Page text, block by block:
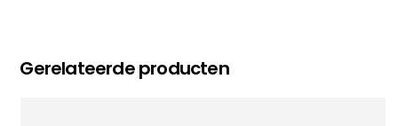
Gerelateerde producten